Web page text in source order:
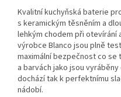
Kvalitní kuchyňská baterie
s keramickým těsněním a
lehkým chodem při otevírání
výrobce Blanco jsou plně
maximální bezpečnost co se
a barvách jako jsou
dochází tak k perfektnímu
nádobí.